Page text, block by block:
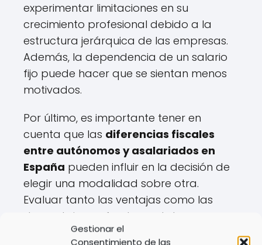
Gestionar el
Consentimiento de las
experimentar limitaciones en su
crecimiento profesional debido a la
estructura jerárquica de las empresas.
Además, la dependencia de un salario
fijo puede hacer que se sientan menos
motivados.
Por último, es importante tener en
cuenta que las diferencias fiscales
entre autónomos y asalariados en
España pueden influir en la decisión de
elegir una modalidad sobre otra.
Evaluar tanto las ventajas como las
desventajas es fundamental para
tomar una decisión informada.